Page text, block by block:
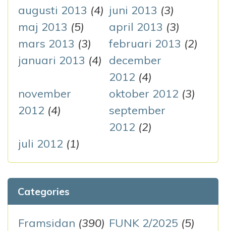
augusti 2013 (4) juni 2013 (3)
maj 2013 (5) april 2013 (3)
mars 2013 (3) februari 2013 (2)
januari 2013 (4)
december
2012 (4)
november
2012 (4)
oktober 2012 (3)
september
2012 (2)
juli 2012 (1)
Categories
Framsidan (390) FUNK 2/2025 (5)